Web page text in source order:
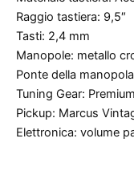
Raggio tastiera: 9,5″
Tasti: 2,4 mm
Manopole: metallo
Ponte della
Tuning Gear:
Pickup: Marcus
Elettronica: volume